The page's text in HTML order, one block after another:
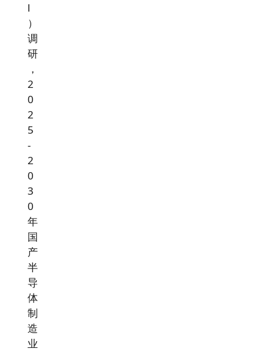
l
）
调
研
，
2
0
2
5
-
2
0
3
0
年
国
产
半
导
体
制
造
业